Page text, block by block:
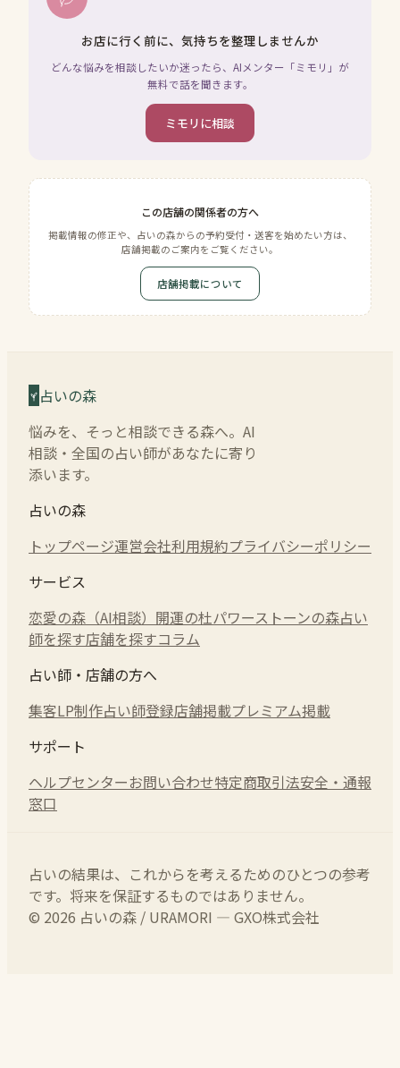
お店に行く前に、気持ちを整理しませんか
どんな悩みを相談したいか迷ったら、AIメンター「ミモリ」が
無料で話を聞きます。
ミモリに相談
この店舗の関係者の方へ
掲載情報の修正や、占いの森からの予約受付・送客を始めたい方は、
店舗掲載のご案内をご覧ください。
店舗掲載について
占いの森
悩みを、そっと相談できる森へ。AI
相談・全国の占い師があなたに寄り
添います。
占いの森
トップページ運営会社利用規約プライバシーポリシー
サービス
恋愛の森（AI相談） 開運の杜パワーストーンの森占い
師を探す店舗を探すコラム
占い師・店舗の方へ
集客LP制作占い師登録店舗掲載プレミアム掲載
サポート
ヘルプセンターお問い合わせ特定商取引法安全・通報
窓口
占いの結果は、これからを考えるためのひとつの参考
です。将来を保証するものではありません。
© 2026 占いの森 / URAMORI — GXO株式会社